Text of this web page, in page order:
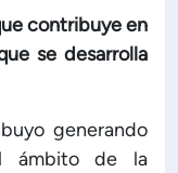
contribuye en
se desarrolla
generando
ámbito de la